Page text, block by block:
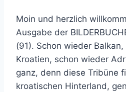
Moin und herzlich
Ausgabe der
(91). Schon wieder
Kroatien, schon wieder
ganz, denn diese Tribüne
kroatischen Hinterland,